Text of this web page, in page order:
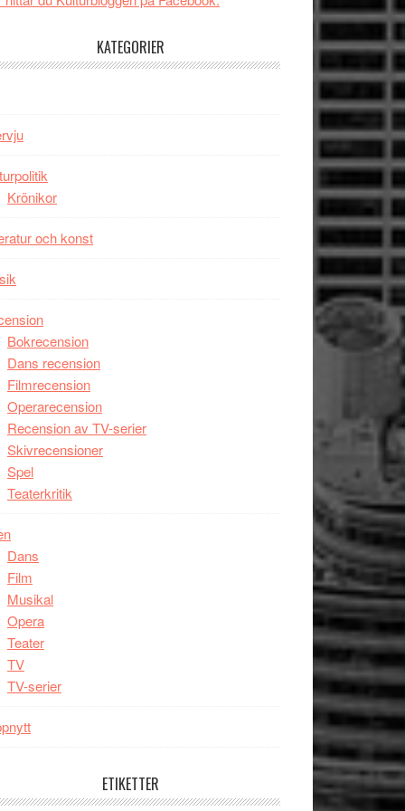
tv4
kan
KATEGORIER
Krönikor
och konst
Bokrecension
Dans recension
Filmrecension
Operarecension
Recension av TV-serier
Skivrecensioner
Spel
Teaterkritik
Dans
Film
Musikal
Opera
Teater
TV
TV-serier
ETIKETTER